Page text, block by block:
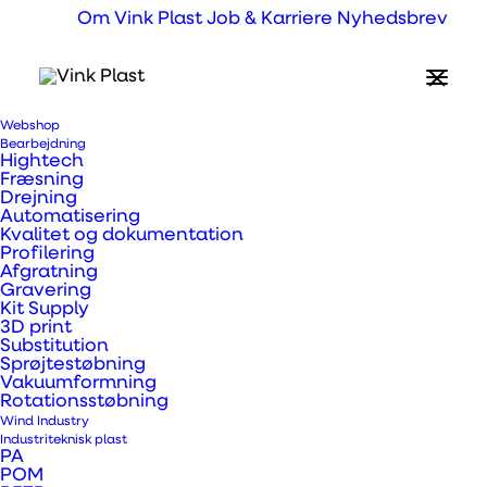
Om Vink Plast Job & Karriere Nyhedsbrev
Webshop
Bearbejdning
Hightech
Fræsning
Drejning
Automatisering
Kvalitet og dokumentation
Profilering
Afgratning
Gravering
Kit Supply
3D print
Substitution
Sprøjtestøbning
Vakuumformning
Rotationsstøbning
Wind Industry
Industriteknisk plast
PA
POM
Hvad er BioPanel?
Biopanel biokomposit plader
Fuldt ud genanvendelige biokomposit plader
opbygget af hamp fibre og PLA
(PolyLaticAcid eller Polymælkesyre). Som
resultat er pladerne circulære (cradle-to-
cradle), da de er biologisk nedbrydelige. Det
giver et minimalt CO2 aftryk sammenlignet
med tilsvarende materialer. Pladerne er
oprindeligt designet til at fungere som et